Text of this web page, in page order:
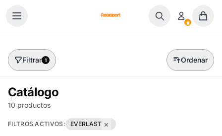
Filtrar 1 Ordenar
Catálogo
10 productos
FILTROS ACTIVOS: EVERLAST ×
AGREGAR